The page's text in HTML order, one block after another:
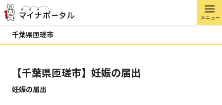
メニュー
千葉県匝瑳市
【千葉県匝瑳市】妊娠の届出
妊娠の届出